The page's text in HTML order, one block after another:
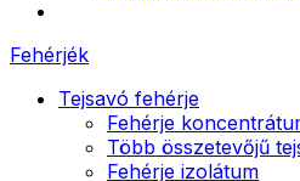
Fehérjék
Tejsavó fehérje
Fehérje
Több összetevőjű
Fehérje izolátum